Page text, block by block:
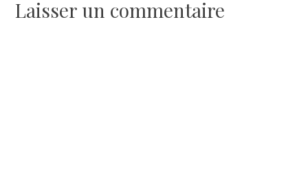
l’article
Laisser un commentaire